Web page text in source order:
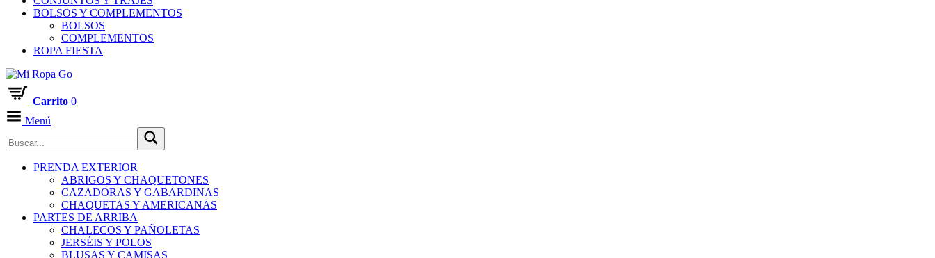
BOLSOS Y COMPLEMENTOS
BOLSOS
COMPLEMENTOS
ROPA FIESTA
Carrito 0
Menú
PRENDA EXTERIOR
ABRIGOS Y CHAQUETONES
CAZADORAS Y GABARDINAS
CHAQUETAS Y AMERICANAS
PARTES DE ARRIBA
CHALECOS Y PAÑOLETAS
JERSÉIS Y POLOS
BLUSAS Y CAMISAS